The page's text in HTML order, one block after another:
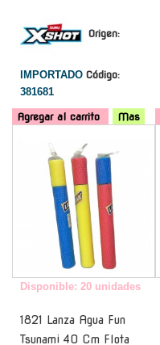
Origen:
IMPORTADO Código:
381681
Agregar al carrito Mas
Disponible: 20 unidades
1821 Lanza Agua Fun
Tsunami 40 Cm Flota